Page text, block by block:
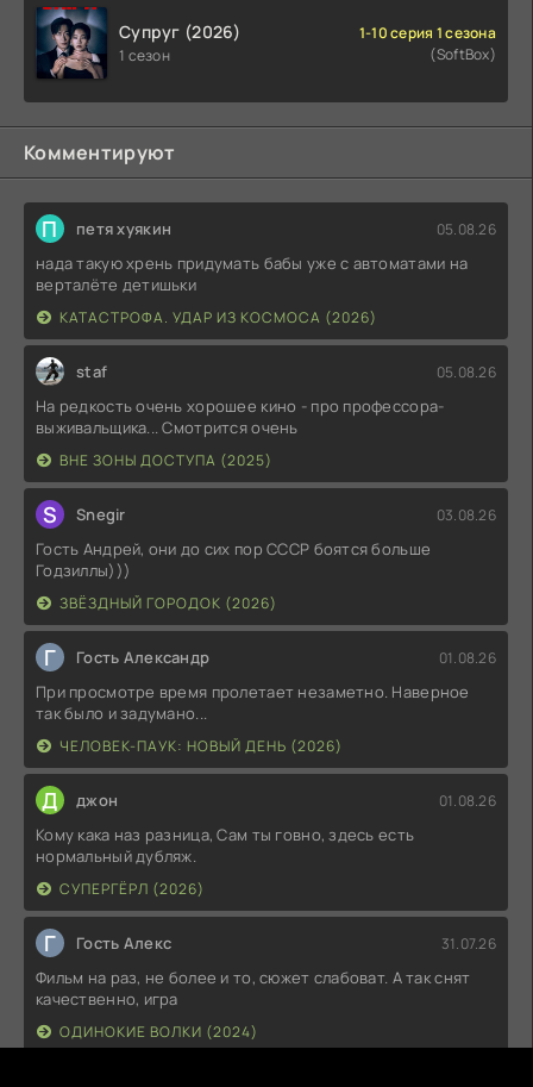
Супруг (2026)
1 сезон
1-10 серия 1 сезона
(SoftBox)
Комментируют
П петя хуякин 05.08.26
нада такую хрень придумать бабы уже с автоматами на
верталёте детишьки
КАТАСТРОФА. УДАР ИЗ КОСМОСА (2026)
staf 05.08.26
На редкость очень хорошее кино - про профессора-
выживальщика... Смотрится очень
ВНЕ ЗОНЫ ДОСТУПА (2025)
S Snegir 03.08.26
Гость Андрей, они до сих пор СССР боятся больше
Годзиллы)))
ЗВЁЗДНЫЙ ГОРОДОК (2026)
Г Гость Александр 01.08.26
При просмотре время пролетает незаметно. Наверное
так было и задумано...
ЧЕЛОВЕК-ПАУК: НОВЫЙ ДЕНЬ (2026)
Д джон 01.08.26
Кому кака наз разница, Сам ты говно, здесь есть
нормальный дубляж.
СУПЕРГЁРЛ (2026)
Г Гость Алекс 31.07.26
Фильм на раз, не более и то, сюжет слабоват. А так снят
качественно, игра
ОДИНОКИЕ ВОЛКИ (2024)